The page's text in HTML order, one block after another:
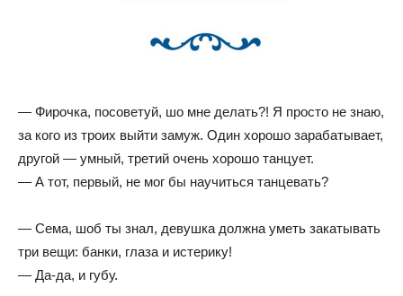
— Фирочка, посоветуй, шо мне делать?! Я просто не знаю,
за кого из троих выйти замуж. Один хорошо зарабатывает,
другой — умный, третий очень хорошо танцует.
— А тот, первый, не мог бы научиться танцевать?
— Сема, шоб ты знал, девушка должна уметь закатывать
три вещи: банки, глаза и истерику!
— Да-да, и губу.